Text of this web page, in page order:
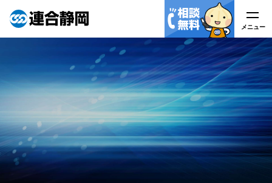
メニュー
連合静岡について
はたらく皆様へ
労働組合の皆様へ